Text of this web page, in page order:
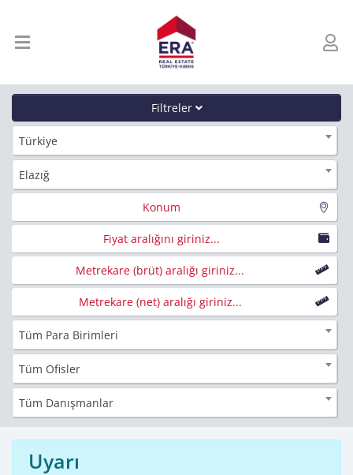
Filtreler
Türkiye
Elazığ
Konum
Fiyat aralığını giriniz...
Metrekare (brüt) aralığı giriniz...
Metrekare (net) aralığı giriniz...
Tüm Para Birimleri
Tüm Ofisler
Tüm Danışmanlar
Uyarı